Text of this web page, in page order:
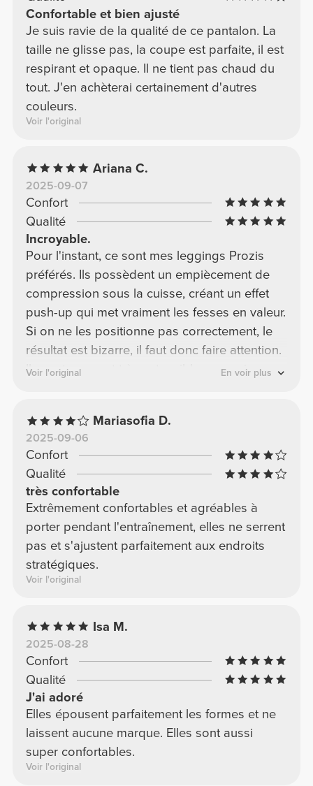
Confortable et bien ajusté
Je suis ravie de la qualité de ce pantalon. La
taille ne glisse pas, la coupe est parfaite, il est
respirant et opaque. Il ne tient pas chaud du
tout. J'en achèterai certainement d'autres
couleurs.
Voir l'original
Ariana C.
2025-09-07
Confort
Qualité
Incroyable.
Pour l'instant, ce sont mes leggings Prozis
préférés. Ils possèdent un empiècement de
compression sous la cuisse, créant un effet
push-up qui met vraiment les fesses en valeur.
Si on ne les positionne pas correctement, le
résultat est bizarre, il faut donc faire attention.
Ils sont super et très extensibles, ce qui
Voir l'original En voir plus
Mariasofia D.
2025-09-06
Confort
Qualité
très confortable
Extrêmement confortables et agréables à
porter pendant l'entraînement, elles ne serrent
pas et s'ajustent parfaitement aux endroits
stratégiques.
Voir l'original
Isa M.
2025-08-28
Confort
Qualité
J'ai adoré
Elles épousent parfaitement les formes et ne
laissent aucune marque. Elles sont aussi
super confortables.
Voir l'original